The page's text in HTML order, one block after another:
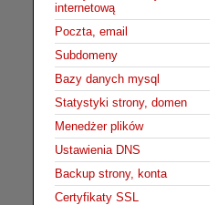
internetową
Poczta, email
Subdomeny
Bazy danych mysql
Statystyki strony, domen
Menedżer plików
Ustawienia DNS
Backup strony, konta
Certyfikaty SSL